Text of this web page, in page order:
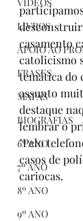
LIVROS
APOIO AO
FRASES
MAPAS
BIOGRAFIAS
6º ANO
7º ANO
8º ANO
9º ANO
casamento
catolicismo
temática do
assunto
destaque
lembrar o
"Pelo
casos de
cariocas.